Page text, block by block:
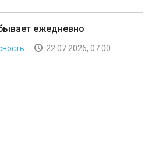
ежедневно
22 07 2026, 07:00